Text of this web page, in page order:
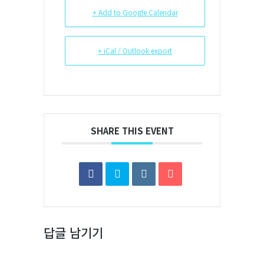
+ Add to Google Calendar
+ iCal / Outlook export
SHARE THIS EVENT
답글 남기기